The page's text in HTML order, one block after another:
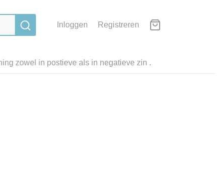
Inloggen Registreren
zowel in postieve als in negatieve zin .